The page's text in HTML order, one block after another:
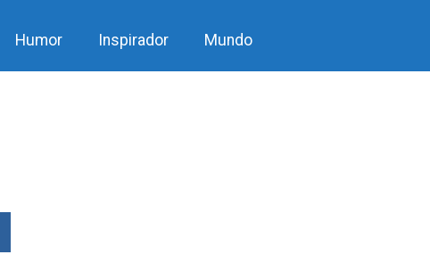
Humor Inspirador Mundo